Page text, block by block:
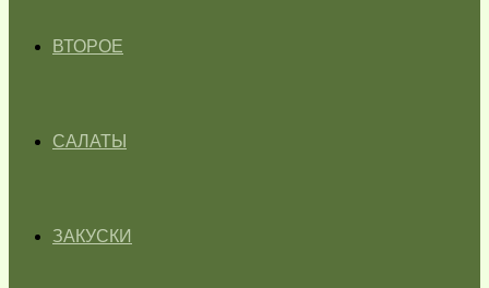
ВТОРОЕ
САЛАТЫ
ЗАКУСКИ